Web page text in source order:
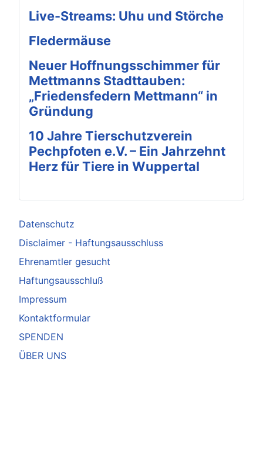
Live-Streams: Uhu und Störche
Fledermäuse
Neuer Hoffnungsschimmer für
Mettmanns Stadttauben:
„Friedensfedern Mettmann“ in
Gründung
10 Jahre Tierschutzverein
Pechpfoten e.V. – Ein Jahrzehnt
Herz für Tiere in Wuppertal
Datenschutz
Disclaimer - Haftungsausschluss
Ehrenamtler gesucht
Haftungsausschluß
Impressum
Kontaktformular
SPENDEN
ÜBER UNS